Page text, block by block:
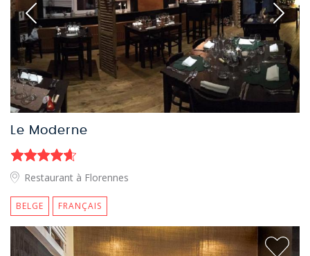
Le Moderne
Restaurant à Florennes
BELGE FRANÇAIS